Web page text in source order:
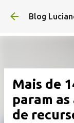
Blog
Mais de
param
de